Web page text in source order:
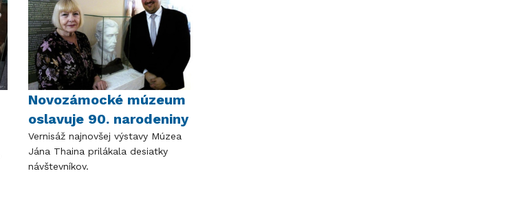
Novozámocké múzeum
oslavuje 90. narodeniny
Vernisáž najnovšej výstavy Múzea
Jána Thaina prilákala desiatky
návštevníkov.